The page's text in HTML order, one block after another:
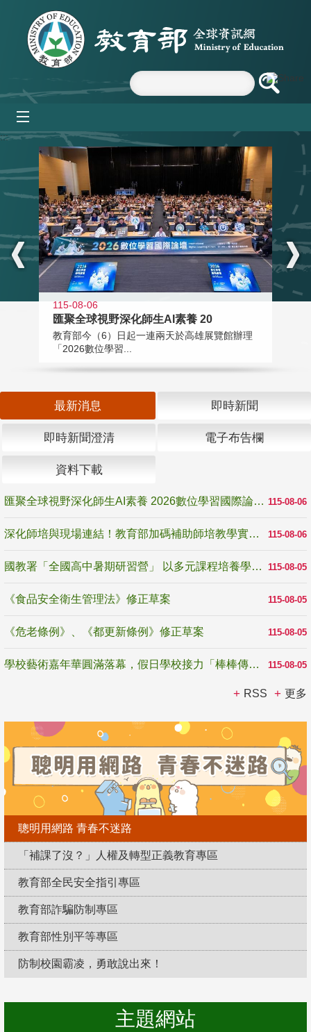
跳到主要內容區塊
:::
115-08-06
匯聚全球視野深化師生AI素養 20
教育部今（6）日起一連兩天於高雄展覽館辦理
「2026數位學習...
最新消息 即時新聞
即時新聞澄清 電子布告欄
資料下載
115-08-06
匯聚全球視野深化師生AI素養 2026數位學習國際論壇高雄登場
115-08-06
深化師培與現場連結！教育部加碼補助師培教學實踐研究 10月師培國際研討會交流教學實踐經驗
115-08-05
國教署「全國高中暑期研習營」 以多元課程培養學生瞭解誠信專業與倫理價值
115-08-05
《食品安全衛生管理法》修正草案
115-08-05
《危老條例》、《都更新條例》修正草案
115-08-05
學校藝術嘉年華圓滿落幕，假日學校接力「棒棒傳美感」
RSS 更多
聰明用網路 青春不迷路
「補課了沒？」人權及轉型正義教育專區
教育部全民安全指引專區
教育部詐騙防制專區
教育部性別平等專區
防制校園霸凌，勇敢說出來！
主題網站